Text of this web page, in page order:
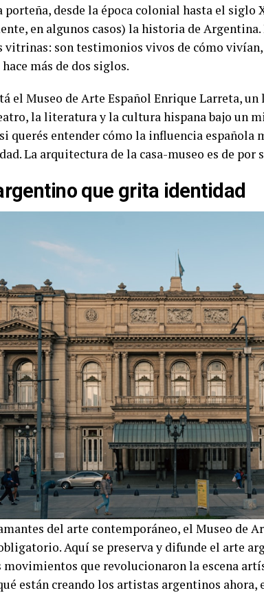
desde la época colonial hasta el siglo
en algunos casos) la historia de Argentina.
vitrinas: son testimonios vivos de cómo vivían,
más de dos siglos.
el Museo de Arte Español Enrique Larreta,
la literatura y la cultura hispana bajo un
querés entender cómo la influencia
La arquitectura de la casa-museo es de por
que grita identidad
del arte contemporáneo, el Museo de
Aquí se preserva y difunde el arte
movimientos que revolucionaron la escena
están creando los artistas argentinos ahora,